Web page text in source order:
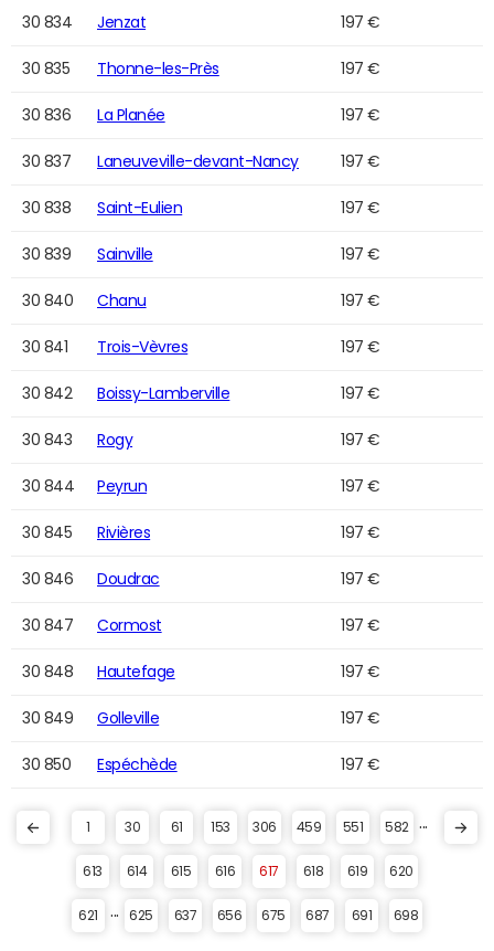
30 834 Jenzat 197 €
30 835 Thonne-les-Près 197 €
30 836 La Planée 197 €
30 837 Laneuveville-devant-Nancy 197 €
30 838 Saint-Eulien 197 €
30 839 Sainville 197 €
30 840 Chanu 197 €
30 841 Trois-Vèvres 197 €
30 842 Boissy-Lamberville 197 €
30 843 Rogy 197 €
30 844 Peyrun 197 €
30 845 Rivières 197 €
30 846 Doudrac 197 €
30 847 Cormost 197 €
30 848 Hautefage 197 €
30 849 Golleville 197 €
30 850 Espéchède 197 €
1 30 61 153 306 459 551 582
613 614 615 616 617 618 619 620
621 625 637 656 675 687 691 698